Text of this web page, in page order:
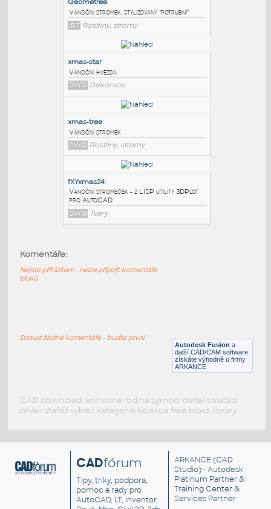
Geometree:
Vánoční stromek, stylizovaný "potrubní"
IPT Rostliny, stromy
xmas-star:
Vánoční hvězda
DWG Dekorace
DWG Rostliny, stromy
pro AutoCAD
Autodesk Fusion a
další CAD/CAM software
získáte výhodně u firmy
ARKANCE
Komentáře:
Nejste přihlášeni - nelze připojit komentáře
bloků
Dosud žádné komentáře - buďte první
CAD download: knihovna rodina symbol detail součást
prvek stafáž výkres kategorie kolekce free block library
CADfórum
Tipy, triky, podpora,
pomoc a rady pro
AutoCAD, LT, Inventor,
ARKANCE (CAD
Studio) - Autodesk
Platinum Partner &
Training Center &
Services Partner